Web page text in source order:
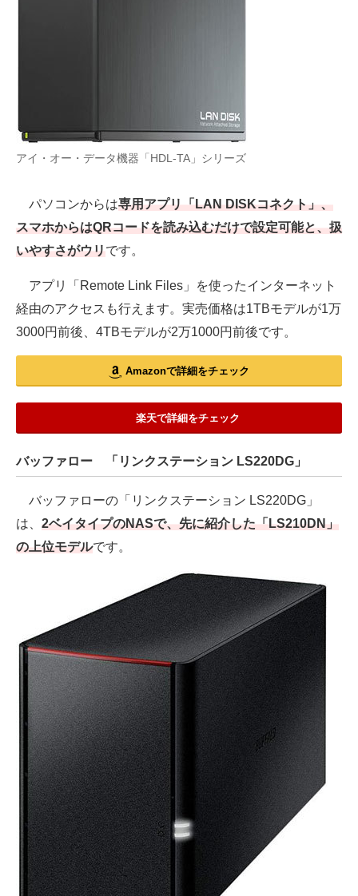
アイ・オー・データ機器「HDL-TA」シリーズ
パソコンからは専用アプリ「LAN DISKコネクト」、
スマホからはQRコードを読み込むだけで設定可能と、扱
いやすさがウリです。
アプリ「Remote Link Files」を使ったインターネット
経由のアクセスも行えます。実売価格は1TBモデルが1万
3000円前後、4TBモデルが2万1000円前後です。
Amazonで詳細をチェック
楽天で詳細をチェック
バッファロー 「リンクステーション LS220DG」
バッファローの「リンクステーション LS220DG」
は、 2ベイタイプのNASで、先に紹介した「LS210DN」
の上位モデルです。